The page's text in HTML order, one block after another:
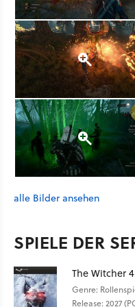
alle Bilder ansehen
SPIELE DER
The Witcher 4
Genre:
Release: 2027